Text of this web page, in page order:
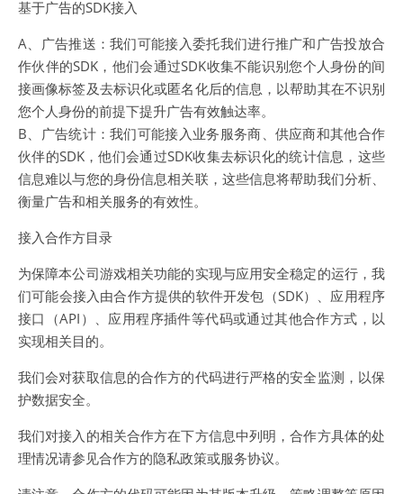
基于广告的SDK接入
A、广告推送：我们可能接入委托我们进行推广和广告投放合
作伙伴的SDK，他们会通过SDK收集不能识别您个人身份的间
接画像标签及去标识化或匿名化后的信息，以帮助其在不识别
您个人身份的前提下提升广告有效触达率。
B、广告统计：我们可能接入业务服务商、供应商和其他合作
伙伴的SDK，他们会通过SDK收集去标识化的统计信息，这些
信息难以与您的身份信息相关联，这些信息将帮助我们分析、
衡量广告和相关服务的有效性。
接入合作方目录
为保障本公司游戏相关功能的实现与应用安全稳定的运行，我
们可能会接入由合作方提供的软件开发包（SDK）、应用程序
接口（API）、应用程序插件等代码或通过其他合作方式，以
实现相关目的。
我们会对获取信息的合作方的代码进行严格的安全监测，以保
护数据安全。
我们对接入的相关合作方在下方信息中列明，合作方具体的处
理情况请参见合作方的隐私政策或服务协议。